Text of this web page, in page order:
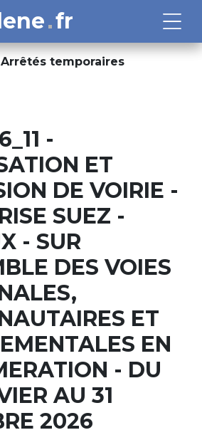
fr
Arrêtés temporaires
-
ET
DE VOIRIE -
SUEZ -
- SUR
DES VOIES
ET
EN
- DU
AU 31
2026